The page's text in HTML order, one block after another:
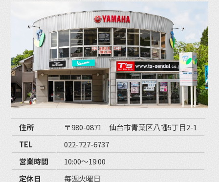
住所
〒980-0871 仙台市青葉区八幡5丁目2-1
TEL
022-727-6737
営業時間
10:00〜19:00
定休日
毎週火曜日